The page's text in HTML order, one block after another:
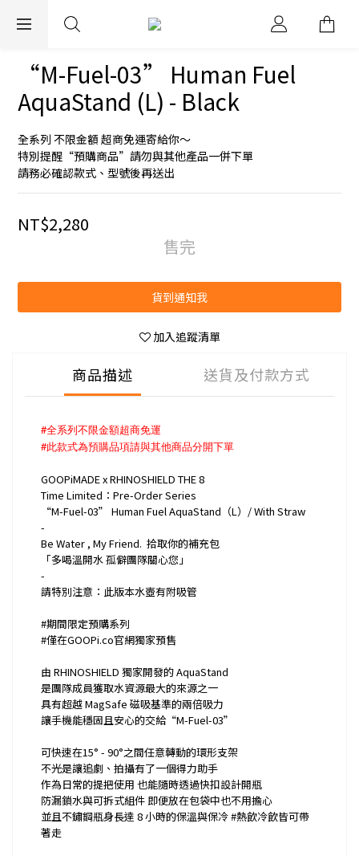
EXPRESS WORLDWIDE SHIPPING
“M-Fuel-03” Human Fuel
AquaStand (L) - Black
全系列 不限金額 超商免運寄給你～
特別提醒“預購商品”請勿與其他產品一併下單
請務必確認款式、型號後再送出
NT$2,280
售完
貨到通知我
加入追蹤清單
商品描述 送貨及付款方式
#全系列不限金額超商免運
#此款式為預購品項請與其他商品分開下單
GOOPiMADE x RHINOSHIELD THE 8
Time Limited：Pre-Order Series
“M-Fuel-03” Human Fuel AquaStand（L）/ With Straw
-
Be Water , My Friend. 拾取你的補充包
「多喝溫開水 孤僻團隊關心您」
-
請特別注意：此版本水壺有附吸管
#期間限定預購系列
#僅在GOOPi.co官網獨家預售
由 RHINOSHIELD 獨家開發的 AquaStand
是團隊成員獲取水資源最大的來源之一
具有超越 MagSafe 磁吸基準的兩倍吸力
讓手機能穩固且安心的交給“M-Fuel-03”
可快速在15° - 90°之間任意轉動的環形支架
不光是讓追劇、拍攝有了一個得力助手
作為日常的提把使用 也能隨時透過快扣設計開瓶
防漏鎖水與可拆式組件 即便放在包袋中也不用擔心
並且不鏽鋼瓶身長達 8 小時的保溫與保冷 #熱飲冷飲皆可帶
著走